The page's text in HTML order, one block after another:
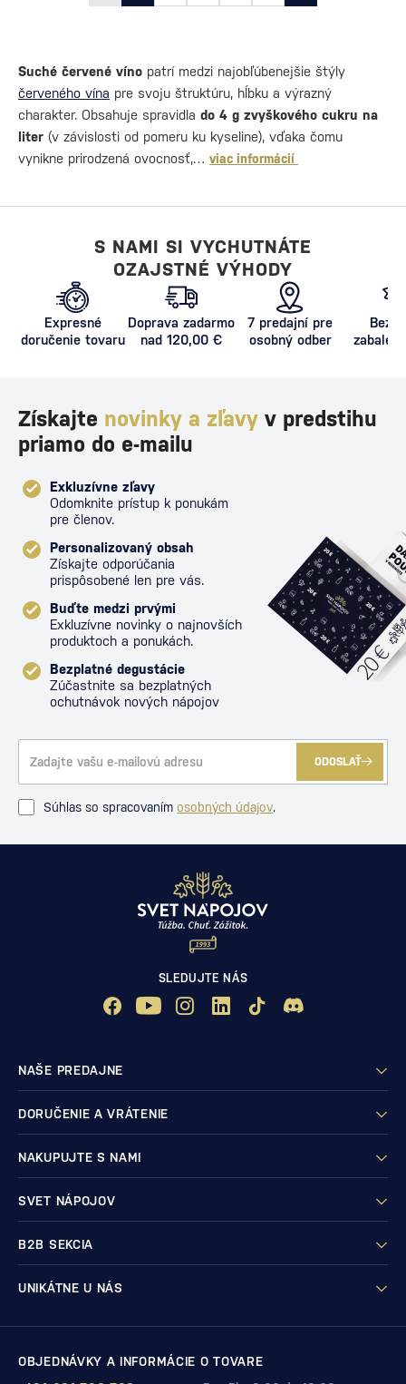
Suché červené víno patrí medzi najobľúbenejšie štýly
červeného vína pre svoju štruktúru, hĺbku a výrazný
charakter. Obsahuje spravidla do 4 g zvyškového cukru na
liter (v závislosti od pomeru ku kyseline), vďaka čomu
vynikne prirodzená ovocnosť,… viac informácií
S NAMI SI VYCHUTNÁTE
OZAJSTNÉ VÝHODY
Expresné
doručenie tovaru
Doprava zadarmo
nad 120,00 €
7 predajní pre
osobný odber
Získajte novinky a zľavy v predstihu
priamo do e-mailu
Exkluzívne zľavy
Odomknite prístup k ponukám
pre členov.
Personalizovaný obsah
Získajte odporúčania
prispôsobené len pre vás.
Buďte medzi prvými
Exkluzívne novinky o najnovších
produktoch a ponukách.
Bezplatné degustácie
Zúčastnite sa bezplatných
ochutnávok nových nápojov
ODOSLAŤ
Súhlas so spracovaním osobných údajov.
SLEDUJTE NÁS
NAŠE PREDAJNE
DORUČENIE A VRÁTENIE
NAKUPUJTE S NAMI
SVET NÁPOJOV
B2B SEKCIA
UNIKÁTNE U NÁS
OBJEDNÁVKY A INFORMÁCIE O TOVARE